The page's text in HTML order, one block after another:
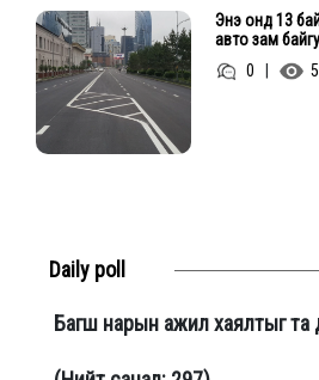
Энэ онд 13
авто зам
0
Daily poll
Багш нарын ажил хаялтыг та